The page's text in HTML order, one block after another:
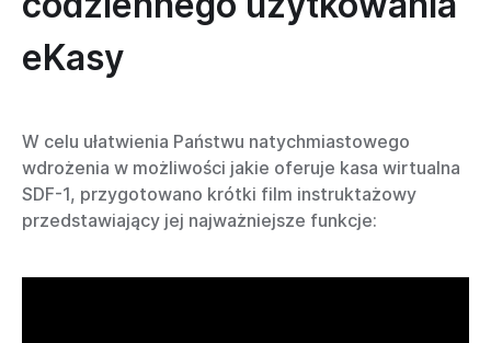
eKasy
W celu ułatwienia Państwu natychmiastowego
wdrożenia w możliwości jakie oferuje kasa wirtualna
SDF-1, przygotowano krótki film instruktażowy
przedstawiający jej najważniejsze funkcje: